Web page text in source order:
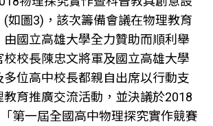
(如圖3)，該次籌備會議在物理教育
國立高雄大學全力贊助而順利舉
校長陳忠文將軍及國立高雄大學
多位高中校長都親自出席以行動支
育推廣交流活動，並決議於2018
第一屆全國高中物理探究實作競賽